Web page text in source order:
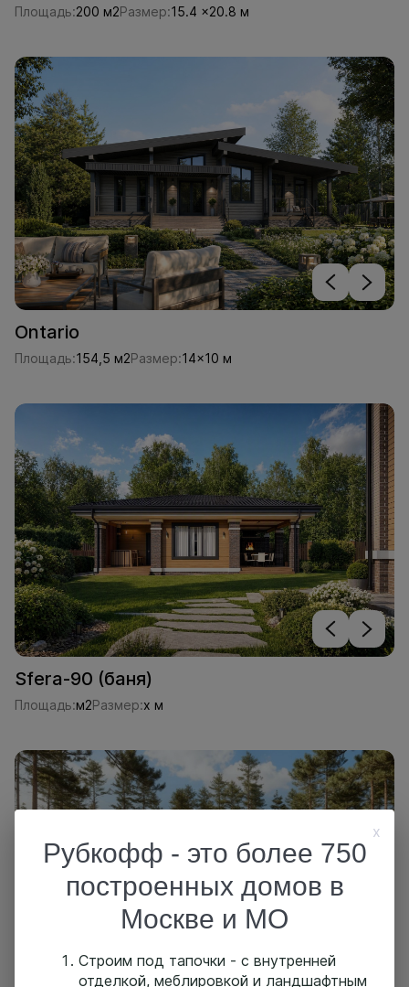
Площадь:200 м2Размер:15.4 x20.8 м
Ontario
Площадь:154,5 м2Размер:14x10 м
Sfera-90 (баня)
Площадь:м2Размер:x м
Рубкофф - это более 750
построенных домов в
Москве и МО
Строим под тапочки - с внутренней
отделкой, меблировкой и ландшафтным
x